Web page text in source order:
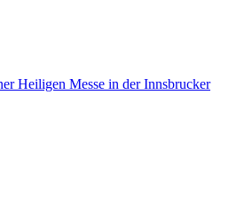
Heiligen Messe in der Innsbrucker